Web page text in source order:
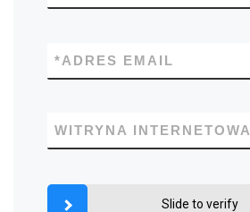
ADRES EMAIL
*
WITRYNA INTERNETOWA
Slide to verify